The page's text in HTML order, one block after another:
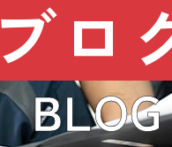
ブロ
BLOG